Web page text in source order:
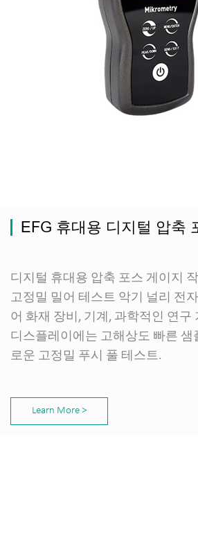
EFG 휴대용 디지털 압축
디지털 휴대용 압축 포스 게이지
고정밀 밀어 테스트 악기 널리 전
어 화재 장비, 기계, 과학적인 연구
디스플레이에는 고해상도 빠른 샘
로운 고정밀 푸시 풀 테스트.
Learn More >